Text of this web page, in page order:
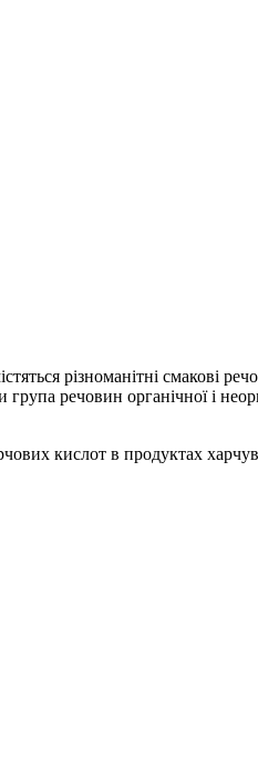
різноманітні смакові
речовин органічної і
кислот в продуктах